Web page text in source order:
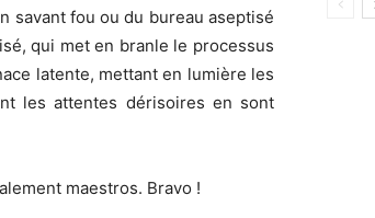
savant fou ou du bureau aseptisé
qui met en branle le processus
latente, mettant en lumière les
les attentes dérisoires en sont
maestros. Bravo !